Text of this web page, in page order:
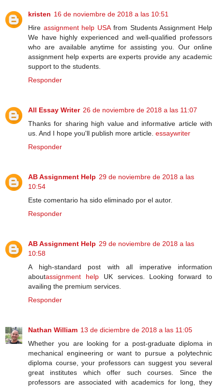
kristen 16 de noviembre de 2018 a las 10:51
Hire assignment help USAfrom Students Assignment Help
We have highly experienced and well-qualified professors
who are available anytime for assisting you. Our online
assignment help experts are experts provide any academic
support to the students.
Responder
All Essay Writer 26 de noviembre de 2018 a las 11:07
Thanks for sharing high value and informative article with
us. And I hope you'll publish more article. essaywriter
Responder
AB Assignment Help 29 de noviembre de 2018 a las
10:54
Este comentario ha sido eliminado por el autor.
Responder
AB Assignment Help 29 de noviembre de 2018 a las
10:58
A high-standard post with all imperative information
aboutassignment helpUK services. Looking forward to
availing the premium services.
Responder
Nathan William 13 de diciembre de 2018 a las 11:05
Whether you are looking for a post-graduate diploma in
mechanical engineering or want to pursue a polytechnic
diploma course, your professors can suggest you several
great institutes which offer such courses. Since the
professors are associated with academics for long, they